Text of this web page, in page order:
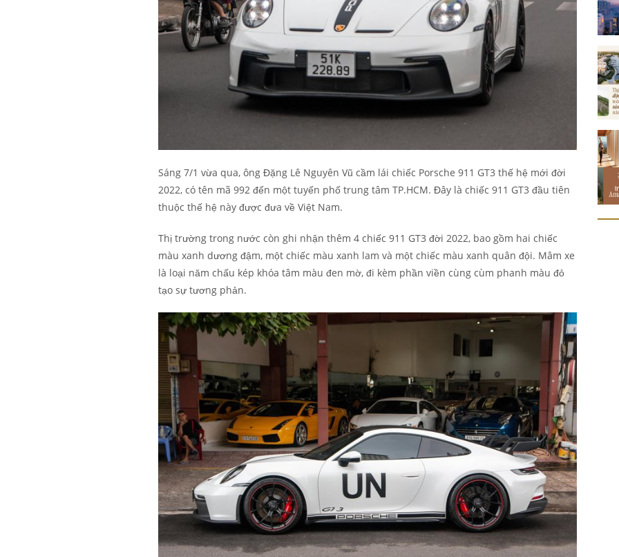
Sáng 7/1 vừa qua, ông Đặng Lê Nguyên Vũ cầm lái chiếc Porsche 911 GT3 thế hệ mới đời
2022, có tên mã 992 đến một tuyến phố trung tâm TP.HCM. Đây là chiếc 911 GT3 đầu tiên
thuộc thế hệ này được đưa về Việt Nam.
Thị trường trong nước còn ghi nhận thêm 4 chiếc 911 GT3 đời 2022, bao gồm hai chiếc
màu xanh dương đậm, một chiếc màu xanh lam và một chiếc màu xanh quân đội. Mâm xe
là loại năm chấu kép khóa tâm màu đen mờ, đi kèm phần viền cùng cùm phanh màu đỏ
tạo sự tương phản.